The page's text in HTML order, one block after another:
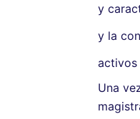
y
y la
activos
Una